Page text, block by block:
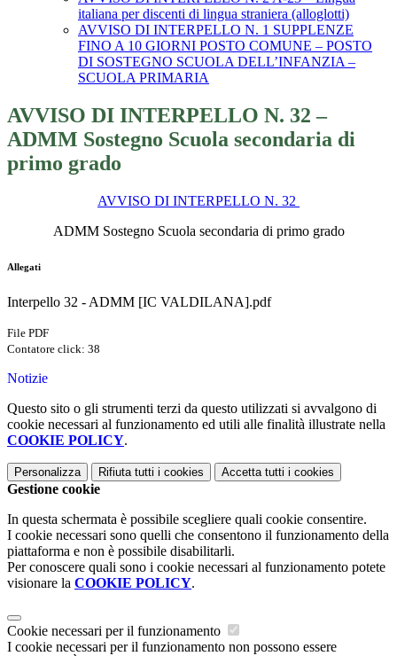
italiana per discenti di lingua straniera (alloglotti)
AVVISO DI INTERPELLO N. 1 SUPPLENZE
FINO A 10 GIORNI POSTO COMUNE – POSTO
DI SOSTEGNO SCUOLA DELL’INFANZIA –
SCUOLA PRIMARIA
AVVISO DI INTERPELLO N. 32 –
ADMM Sostegno Scuola secondaria di
primo grado
AVVISO DI INTERPELLO N. 32
ADMM Sostegno Scuola secondaria di primo grado
Allegati
Interpello 32 - ADMM [IC VALDILANA].pdf
File PDF
Contatore click: 38
Notizie
Questo sito o gli strumenti terzi da questo utilizzati si avvalgono di
cookie necessari al funzionamento ed utili alle finalità illustrate nella
COOKIE POLICY.
Personalizza Rifiuta tutti i cookies Accetta tutti i cookies
Gestione cookie
In questa schermata è possibile scegliere quali cookie consentire.
I cookie necessari sono quelli che consentono il funzionamento della
piattaforma e non è possibile disabilitarli.
Per conoscere quali sono i cookie necessari al funzionamento potete
visionare la COOKIE POLICY.
Cookie necessari per il funzionamento
I cookie necessari per il funzionamento non possono essere